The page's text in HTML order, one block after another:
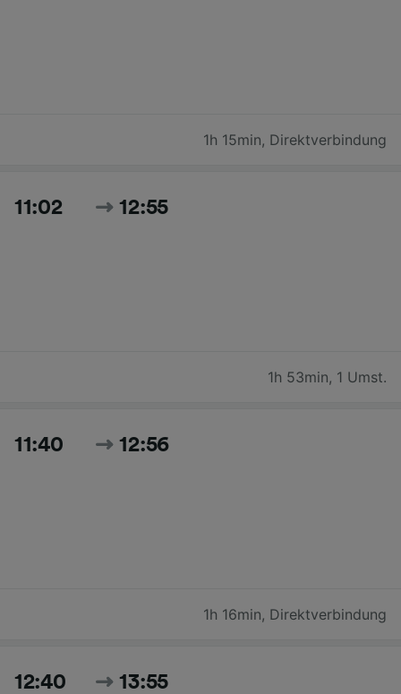
1h 15min, Direktverbindung
11:02 12:55
1h 53min, 1 Umst.
11:40 12:56
1h 16min, Direktverbindung
12:40 13:55